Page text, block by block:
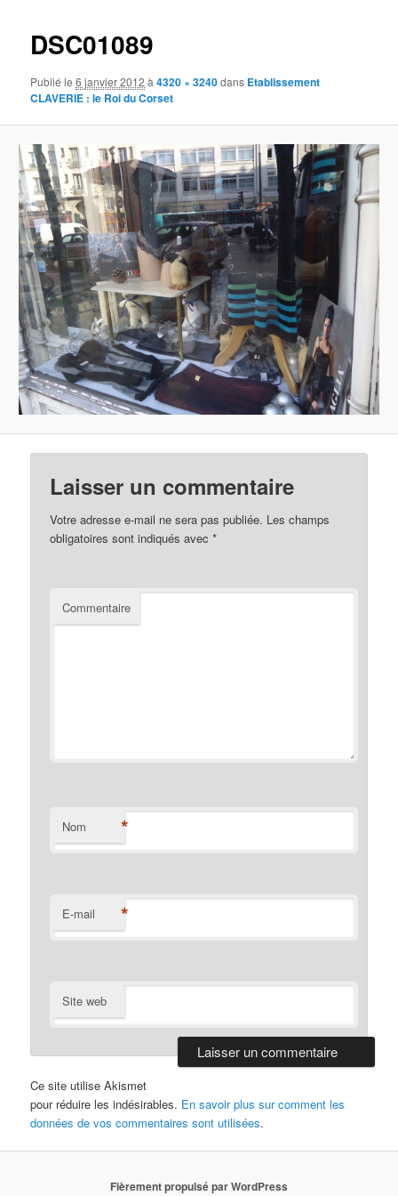
DSC01089
Publié le6 janvier 2012 à4320 × 3240dans Etablissement
CLAVERIE : le Roi du Corset
Laisser un commentaire
Votre adresse e-mail ne sera pas publiée. Les champs
obligatoires sont indiqués avec*
Commentaire
Nom *
E-mail *
Site web
Ce site utilise Akismet
pour réduire les indésirables. En savoir plus sur comment les
données de vos commentaires sont utilisées.
Fièrement propulsé par WordPress